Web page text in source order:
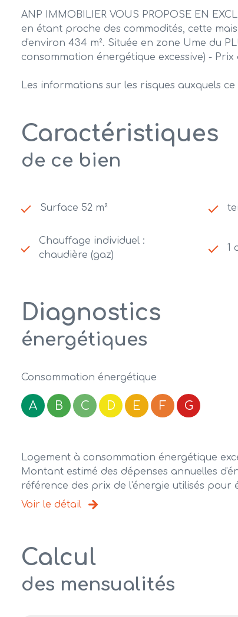
ANP IMMOBILIER VOUS PROPOSE EN
en étant proche des commodités, cette
d'environ 434 m². Située en zone Ume du
consommation énergétique excessive) -
Les informations sur les risques auxquels
Caractéristiques
de ce bien
Surface 52 m²
Chauffage individuel :
chaudière (gaz)
1
Diagnostics
énergétiques
Consommation énergétique
A B C D E F G
Logement à consommation énergétique
Montant estimé des dépenses annuelles
référence des prix de l'énergie utilisés pour
Voir le détail
Calcul
des mensualités